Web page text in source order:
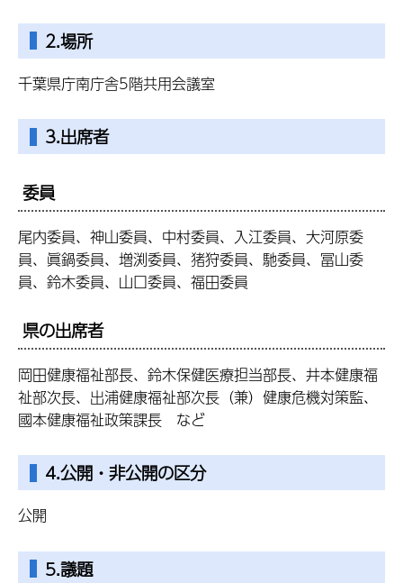
2.場所
千葉県庁南庁舎5階共用会議室
3.出席者
委員
尾内委員、神山委員、中村委員、入江委員、大河原委
員、眞鍋委員、増渕委員、猪狩委員、馳委員、冨山委
員、鈴木委員、山口委員、福田委員
県の出席者
岡田健康福祉部長、鈴木保健医療担当部長、井本健康福
祉部次長、出浦健康福祉部次長（兼）健康危機対策監、
國本健康福祉政策課長 など
4.公開・非公開の区分
公開
5.議題